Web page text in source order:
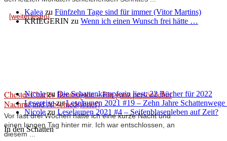
[weiterlesen]
Chester Charles Bennington – Ein ganz persönlicher
Nachruf und Abschied(sbrief)
Vor fast drei Wochen hatte ich eine kurze Nacht und
einen langen Tag hinter mir. Ich war entschlossen, an
diesem ...
Kalea zu Fünfzehn Tage sind für immer (Vitor Martins)
KRIEGERIN zu Wenn ich einen Wunsch frei hätte …
NicolezuDie Schattenkämpferin liest: 22 Bücher für 2022
LesereisezuLeselaunen 2021 #19 – Zehn Jahre
Nicolezu Leselaunen 2021 #4 – Seifenblasenleben auf Zeit?
In den Schatten